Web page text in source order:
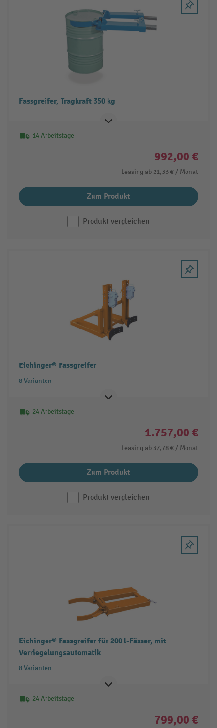
Fassgreifer, Tragkraft 350 kg
14 Arbeitstage
992,00 €
Leasing ab 21,33 € / Monat
Zum Produkt
Produkt vergleichen
Eichinger® Fassgreifer
8 Varianten
24 Arbeitstage
1.757,00 €
Leasing ab 37,78 € / Monat
Zum Produkt
Produkt vergleichen
Eichinger® Fassgreifer für 200 l-Fässer, mit
Verriegelungsautomatik
8 Varianten
24 Arbeitstage
799,00 €